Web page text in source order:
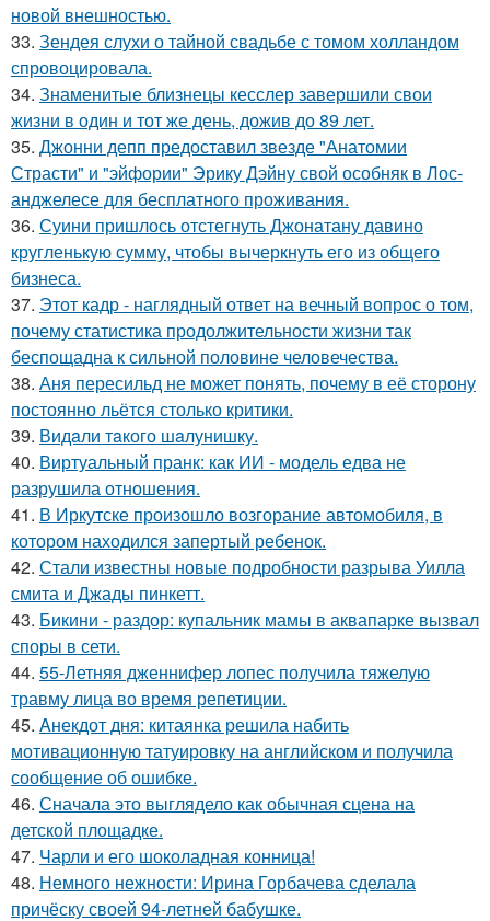
новой внешностью.
33. Зендея слухи о тайной свадьбе с томом холландом
спровоцировала.
34. Знаменитые близнецы кесслер завершили свои
жизни в один и тот же день, дожив до 89 лет.
35. Джонни депп предоставил звезде "Анатомии
Страсти" и "эйфории" Эрику Дэйну свой особняк в Лос-
анджелесе для бесплатного проживания.
36. Суини пришлось отстегнуть Джонатану давино
кругленькую сумму, чтобы вычеркнуть его из общего
бизнеса.
37. Этот кадр - наглядный ответ на вечный вопрос о том,
почему статистика продолжительности жизни так
беспощадна к сильной половине человечества.
38. Аня пересильд не может понять, почему в её сторону
постоянно льётся столько критики.
39. Видaли тaкого шaлунишку.
40. Виртуальный пранк: как ИИ - модель едва не
разрушила отношения.
41. В Иркутске произошло возгорание автомобиля, в
котором находился запертый ребенок.
42. Стали известны новые подробности разрыва Уилла
смита и Джады пинкетт.
43. Бикини - раздор: купальник мамы в аквапарке вызвал
споры в сети.
44. 55-Летняя дженнифер лопес получила тяжелую
травму лица во время репетиции.
45. Aнекдот дня: китаянка решила набить
мотивационную татуировку на английском и получила
сообщение об ошибке.
46. Сначала это выглядело как обычная сцена на
детской площадке.
47. Чарли и его шоколадная конница!
48. Немного нежности: Ирина Горбачева сделала
причёску своей 94-летней бабушке.